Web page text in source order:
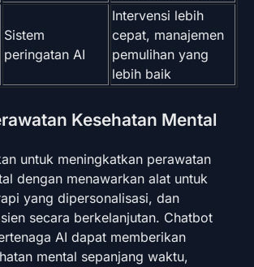
Sistem
peringatan AI
Intervensi lebih
cepat, manajemen
pemulihan yang
lebih baik
Kesehatan Mental
untuk meningkatkan perawatan
dengan menawarkan alat untuk
yang dipersonalisasi, dan
secara berkelanjutan. Chatbot
AI dapat memberikan
mental sepanjang waktu,